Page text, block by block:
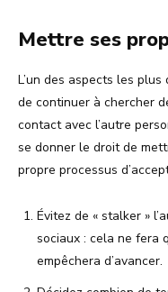
Mettre ses
L’un des aspects les
de continuer à chercher
contact avec l’autre
se donner le droit de
propre processus
Évitez de « stalker »
sociaux : cela ne fera
empêchera d’avancer.